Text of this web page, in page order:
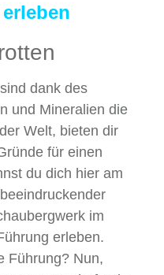
erleben
dank des
und Mineralien die
Welt, bieten dir
für einen
du dich hier am
im
erleben.
Führung? Nun,